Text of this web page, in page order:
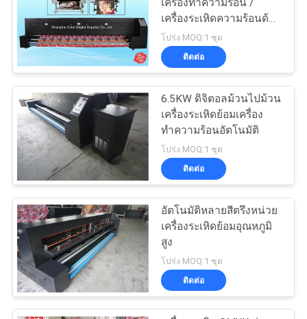
COMPANY
NEWS
แผนผัง
เว็บไซต์
นโยบาย
ความ
เป็น
ส่วน
ตัว
เครื่องทำความร้อน /
เครื่องระเหิดความร้อนด้วย
เครื่องพิมพ์ Piezo
โปร่ง MOQ:1 ชุด
ติดต่อ
6.5KW ดิจิตอลม้วนไปม้วน
เครื่องระเหิดย้อมเครื่อง
ทำความร้อนอัตโนมัติ
โปร่ง MOQ:1 ชุด
ติดต่อ
อัตโนมัติหลายสีตรึงหน่วย
เครื่องระเหิดย้อมอุณหภูมิ
สูง
โปร่ง MOQ:1 ชุด
ติดต่อ